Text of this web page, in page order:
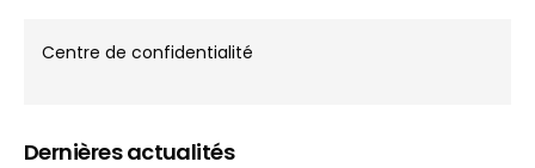
Centre de confidentialité
Dernières actualités